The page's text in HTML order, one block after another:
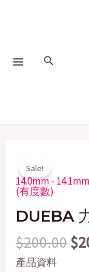
Search
Sale!
14.0mm - 14.1mm
(有度數)
DUEBA
$200.00$
產品資料
DUEBA
力
量
啡
quantity